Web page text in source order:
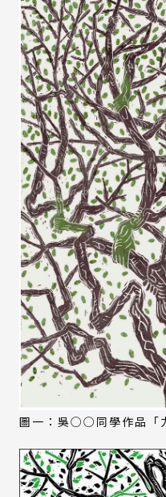
圖一：吳○○同學作品「